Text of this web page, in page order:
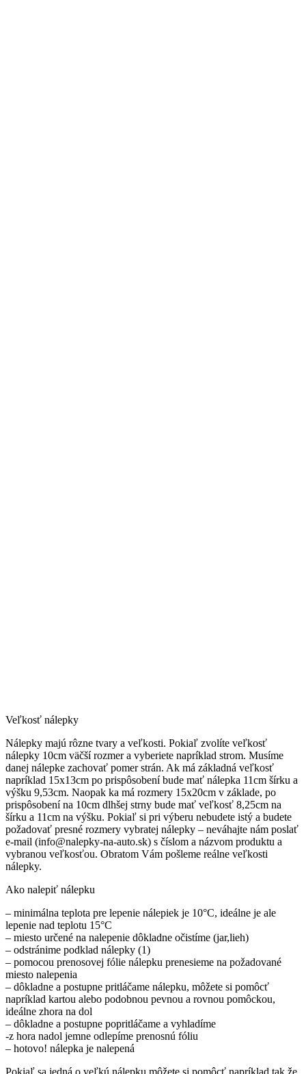
Veľkosť nálepky
Nálepky majú rôzne tvary a veľkosti. Pokiaľ zvolíte veľkosť
nálepky 10cm väčší rozmer a vyberiete napríklad strom. Musíme
danej nálepke zachovať pomer strán. Ak má základná veľkosť
napríklad 15x13cm po prispôsobení bude mať nálepka 11cm šírku a
výšku 9,53cm. Naopak ka má rozmery 15x20cm v základe, po
prispôsobení na 10cm dlhšej strny bude mať veľkosť 8,25cm na
šírku a 11cm na výšku. Pokiaľ si pri výberu nebudete istý a budete
požadovať presné rozmery vybratej nálepky – neváhajte nám poslať
e-mail (info@nalepky-na-auto.sk) s číslom a názvom produktu a
vybranou veľkosťou. Obratom Vám pošleme reálne veľkosti
nálepky.
Ako nalepiť nálepku
– minimálna teplota pre lepenie nálepiek je 10°C, ideálne je ale
lepenie nad teplotu 15°C
– miesto určené na nalepenie dôkladne očistíme (jar,lieh)
– odstránime podklad nálepky (1)
– pomocou prenosovej fólie nálepku prenesieme na požadované
miesto nalepenia
– dôkladne a postupne pritláčame nálepku, môžete si pomôcť
napríklad kartou alebo podobnou pevnou a rovnou pomôckou,
ideálne zhora na dol
– dôkladne a postupne popritláčame a vyhladíme
-z hora nadol jemne odlepíme prenosnú fóliu
– hotovo! nálepka je nalepená
Pokiaľ sa jedná o veľkú nálepku môžete si pomôcť napríklad tak že